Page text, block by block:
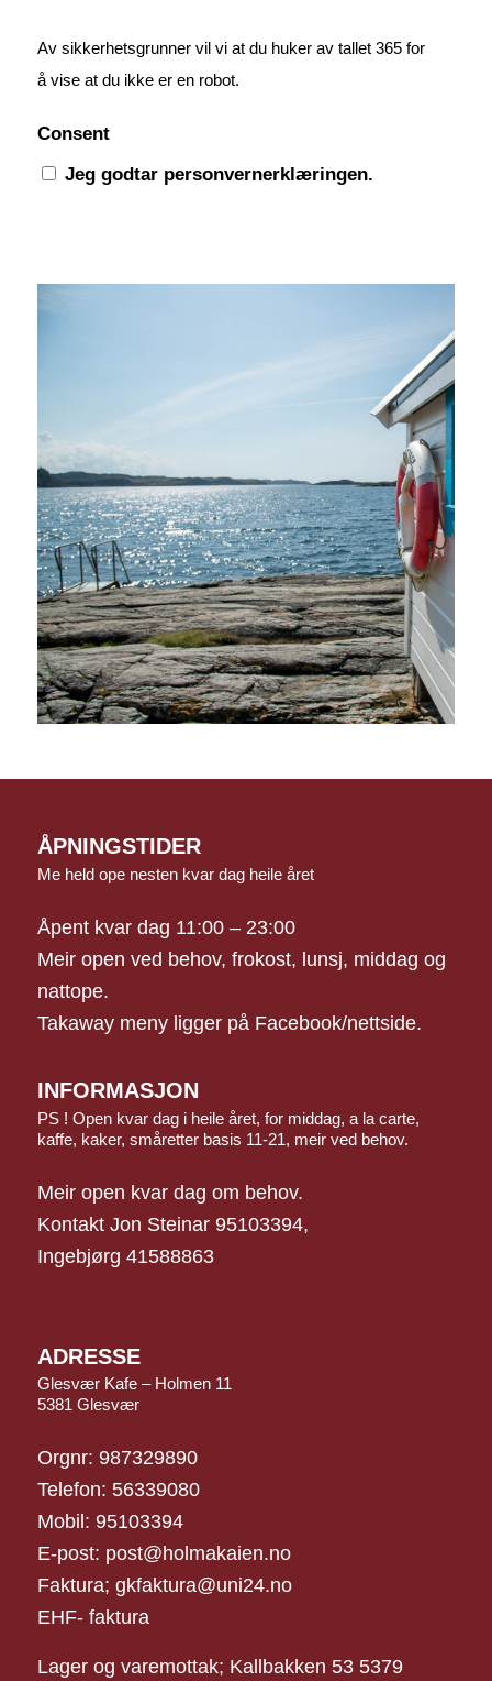
Av sikkerhetsgrunner vil vi at du huker av tallet 365 for
å vise at du ikke er en robot.
Consent
Jeg godtar personvernerklæringen.
ÅPNINGSTIDER
Me held ope nesten kvar dag heile året
Åpent kvar dag 11:00 – 23:00
Meir open ved behov, frokost, lunsj, middag og
nattope.
Takaway meny ligger på Facebook/nettside.
INFORMASJON
PS ! Open kvar dag i heile året, for middag, a la carte,
kaffe, kaker, småretter basis 11-21, meir ved behov.
Meir open kvar dag om behov.
Kontakt Jon Steinar 95103394,
Ingebjørg 41588863
ADRESSE
Glesvær Kafe – Holmen 11
5381 Glesvær
Orgnr: 987329890
Telefon: 56339080
Mobil: 95103394
E-post: post@holmakaien.no
Faktura; gkfaktura@uni24.no
EHF- faktura
Lager og varemottak; Kallbakken 53 5379